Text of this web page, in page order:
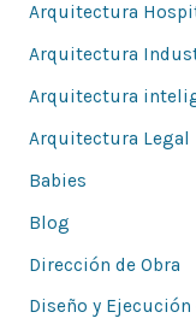
Arquitectura
Arquitectura
Arquitectura
Arquitectura Legal
Babies
Blog
Dirección de Obra
Diseño y